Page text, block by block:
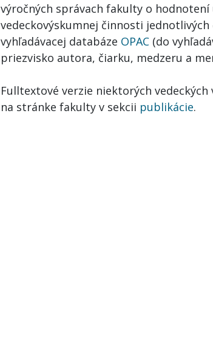
výročných správach fakulty o
vedeckovýskumnej činnosti
vyhľadávacej databáze OPAC (do
priezvisko autora, čiarku, medzeru a
Fulltextové verzie niektorých
na stránke fakulty v sekcii publikácie.